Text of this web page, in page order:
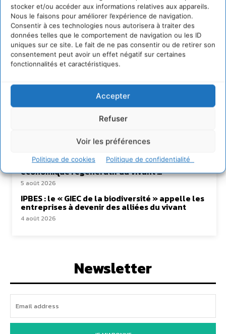
stocker et/ou accéder aux informations relatives aux appareils.
Nous le faisons pour améliorer l’expérience de navigation.
Consentir à ces technologies nous autorisera à traiter des
données telles que le comportement de navigation ou les ID
uniques sur ce site. Le fait de ne pas consentir ou de retirer son
consentement peut avoir un effet négatif sur certaines
fonctionnalités et caractéristiques.
Accepter
Refuser
Voir les préférences
Politique de cookies Politique de confidentialité
Lire aussi
Transformer les territoires par le dialogue et la
coopération avec un Commun
d’Accompagnement des Transitions
socio-écosystèmes résilients
S’inspirer de l’arbre pour un modèle
économique régénératif du vivant …
5 août 2026
IPBES : le « GIEC de la biodiversité » appelle les
entreprises à devenir des alliées du vivant
4 août 2026
Newsletter